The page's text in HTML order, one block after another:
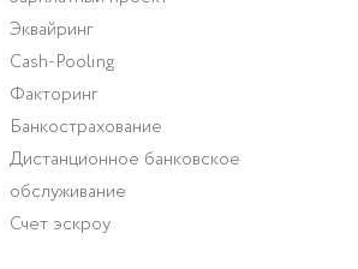
Эквайринг
Cash-Pooling
Факторинг
Банкострахование
Дистанционное банковское
обслуживание
Счет эскроу